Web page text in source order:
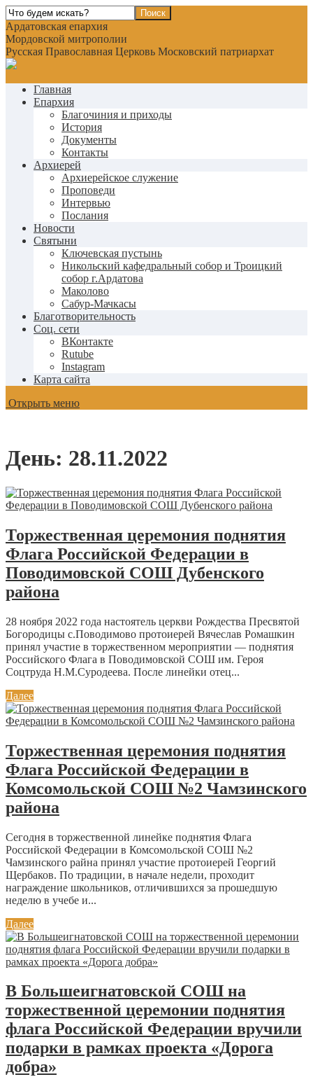
Ардатовская епархия
Мордовской митрополии
Русская Православная Церковь Московский патриархат
Главная
Епархия
Благочиния и приходы
История
Документы
Контакты
Архиерей
Архиерейское служение
Проповеди
Интервью
Послания
Новости
Святыни
Ключевская пустынь
Никольский кафедральный собор и Троицкий
собор г.Ардатова
Маколово
Сабур-Мачкасы
Благотворительность
Соц. сети
ВКонтакте
Rutube
Instagram
Карта сайта
Открыть меню
День: 28.11.2022
Торжественная церемония поднятия
Флага Российской Федерации в
Поводимовской СОШ Дубенского
района
28 ноября 2022 года настоятель церкви Рождества Пресвятой
Богородицы с.Поводимово протоиерей Вячеслав Ромашкин
принял участие в торжественном мероприятии — поднятия
Российского Флага в Поводимовской СОШ им. Героя
Соцтруда Н.М.Суродеева. После линейки отец...
Далее
Торжественная церемония поднятия
Флага Российской Федерации в
Комсомольской СОШ №2 Чамзинского
района
Сегодня в торжественной линейке поднятия Флага
Российской Федерации в Комсомольской СОШ №2
Чамзинского райна принял участие протоиерей Георгий
Щербаков. По традиции, в начале недели, проходит
награждение школьников, отличившихся за прошедшую
неделю в учебе и...
Далее
В Большеигнатовской СОШ на
торжественной церемонии поднятия
флага Российской Федерации вручили
подарки в рамках проекта «Дорога
добра»